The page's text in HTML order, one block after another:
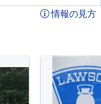
情報の見方